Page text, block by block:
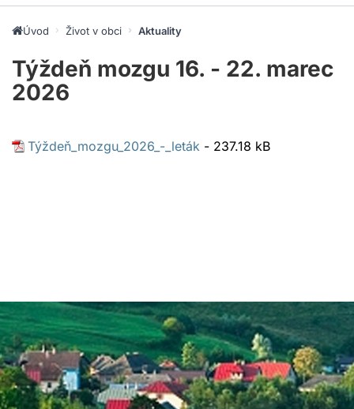
Úvod Život v obci Aktuality
Týždeň mozgu 16. - 22. marec
2026
Týždeň_mozgu_2026_-_leták - 237.18 kB